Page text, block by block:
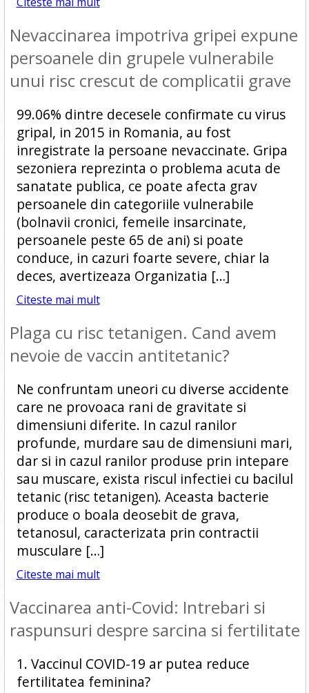
Nevaccinarea impotriva gripei expune
persoanele din grupele vulnerabile
unui risc crescut de complicatii grave
99.06% dintre decesele confirmate cu virus
gripal, in 2015 in Romania, au fost
inregistrate la persoane nevaccinate. Gripa
sezoniera reprezinta o problema acuta de
sanatate publica, ce poate afecta grav
persoanele din categoriile vulnerabile
(bolnavii cronici, femeile insarcinate,
persoanele peste 65 de ani) si poate
conduce, in cazuri foarte severe, chiar la
deces, avertizeaza Organizatia […]
Citeste mai mult
Plaga cu risc tetanigen. Cand avem
nevoie de vaccin antitetanic?
Ne confruntam uneori cu diverse accidente
care ne provoaca rani de gravitate si
dimensiuni diferite. In cazul ranilor
profunde, murdare sau de dimensiuni mari,
dar si in cazul ranilor produse prin intepare
sau muscare, exista riscul infectiei cu bacilul
tetanic (risc tetanigen). Aceasta bacterie
produce o boala deosebit de grava,
tetanosul, caracterizata prin contractii
musculare […]
Citeste mai mult
Vaccinarea anti-Covid: Intrebari si
raspunsuri despre sarcina si fertilitate
1. Vaccinul COVID-19 ar putea reduce
fertilitatea feminina?